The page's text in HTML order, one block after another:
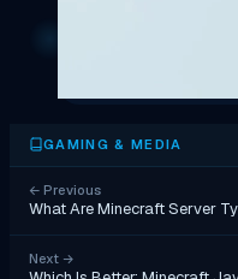
GAMING & MEDIA
← Previous
What Are Minecraft Server
Next →